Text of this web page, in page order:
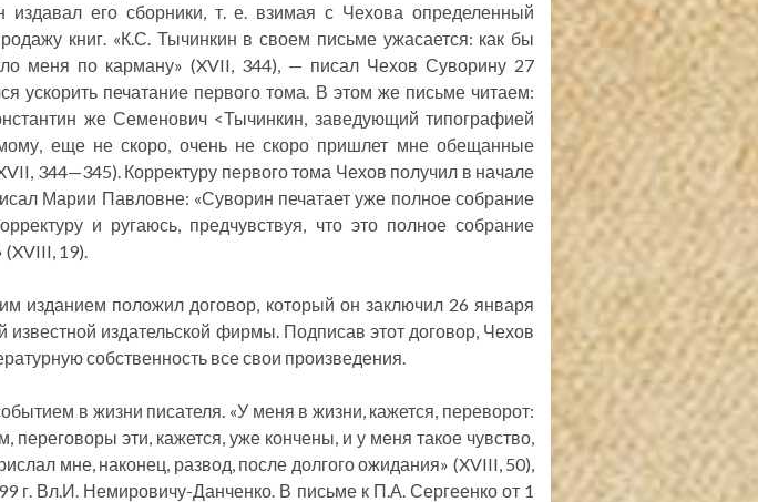
издавал его сборники, т. е. взимая с Чехова определенный
книг. «К.С. Тычинкин в своем письме ужасается: как бы
меня по карману» (XVII, 344), — писал Чехов Суворину 27
ускорить печатание первого тома. В этом же письме читаем:
же Семенович <Тычинкин, заведующий типографией
еще не скоро, очень не скоро пришлет мне обещанные
344—345). Корректуру первого тома Чехов получил в начале
Марии Павловне: «Суворин печатает уже полное собрание
и ругаюсь, предчувствуя, что это полное собрание
(XVIII, 19).
изданием положил договор, который он заключил 26 января
известной издательской фирмы. Подписав этот договор, Чехов
собственность все свои произведения.
в жизни писателя. «У меня в жизни, кажется, переворот:
переговоры эти, кажется, уже кончены, и у меня такое чувство,
мне, наконец, развод, после долгого ожидания» (XVIII, 50),
г. Вл.И. Немировичу-Данченко. В письме к П.А. Сергеенко от 1